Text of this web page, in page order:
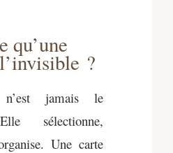
qu’une
?
jamais le
sélectionne,
Une carte